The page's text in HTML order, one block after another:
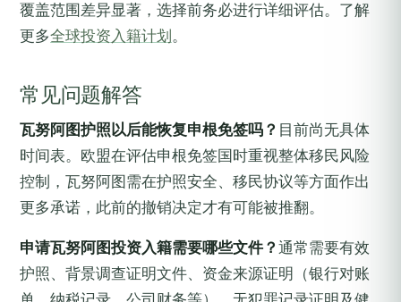
覆盖范围差异显著，选择前务必进行详细评估。了解
更多全球投资入籍计划 。
常见问题解答
瓦努阿图护照以后能恢复申根免签吗？ 目前尚无具体
时间表。欧盟在评估申根免签国时重视整体移民风险
控制，瓦努阿图需在护照安全、移民协议等方面作出
更多承诺，此前的撤销决定才有可能被推翻。
申请瓦努阿图投资入籍需要哪些文件？ 通常需要有效
护照、背景调查证明文件、资金来源证明（银行对账